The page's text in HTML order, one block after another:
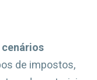
de impostos,